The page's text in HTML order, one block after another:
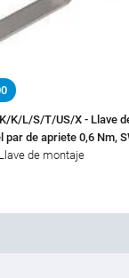
K/L/S/T/US/X - Llave
par de apriete 0,6 Nm,
de montaje